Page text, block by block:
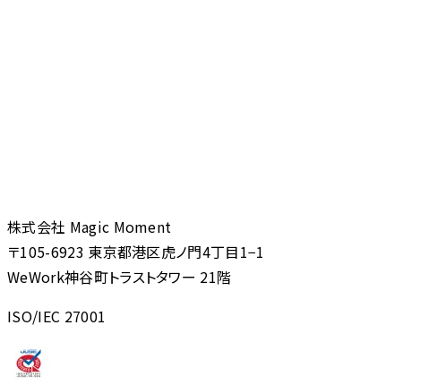
株式会社 Magic Moment
〒105-6923 東京都港区虎ノ門4丁目1−1
WeWork神谷町トラストタワー 21階
ISO/IEC 27001